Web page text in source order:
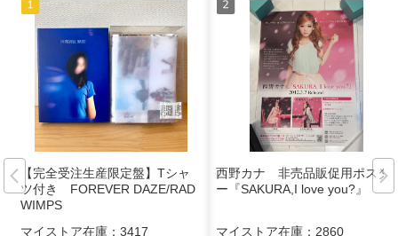
【完全受注生産限定盤】Tシャ
ツ付き FOREVER DAZE/RAD
WIMPS
マイストア在庫： 3417
西野カナ 非売品販促用ポスタ
ー『SAKURA,I love you?』
マイストア在庫： 2860